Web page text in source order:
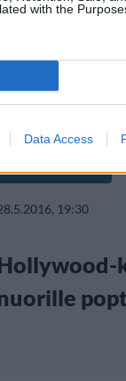
with the
Data Access
19:30